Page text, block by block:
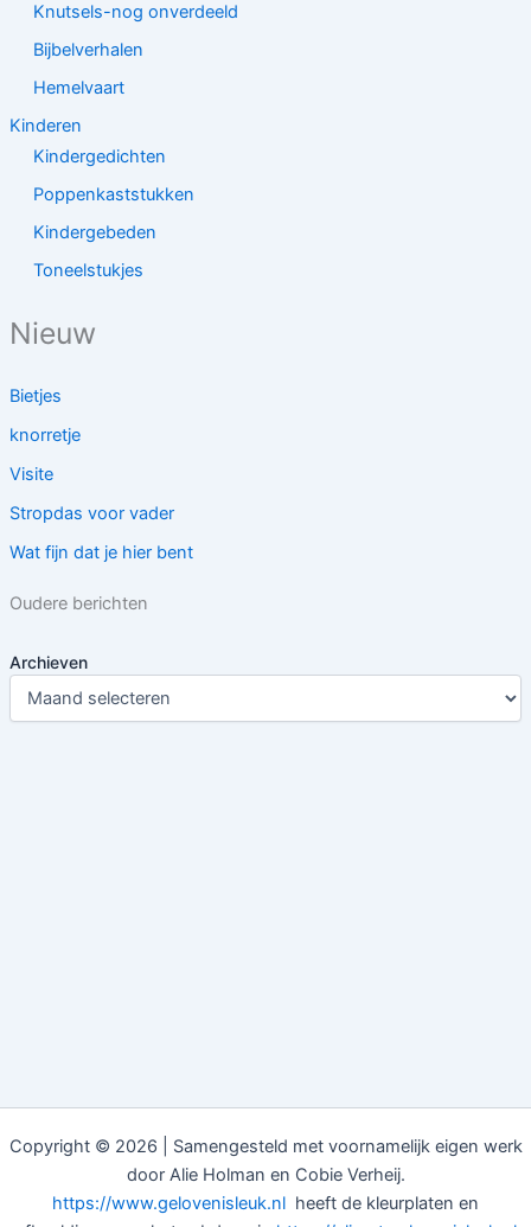
Knutsels-nog onverdeeld
Bijbelverhalen
Hemelvaart
Kinderen
Kindergedichten
Poppenkaststukken
Kindergebeden
Toneelstukjes
Nieuw
Bietjes
knorretje
Visite
Stropdas voor vader
Wat fijn dat je hier bent
Oudere berichten
Archieven
Copyright © 2026 | Samengesteld met voornamelijk eigen werk
door Alie Holman en Cobie Verheij.
https://www.gelovenisleuk.nl heeft de kleurplaten en